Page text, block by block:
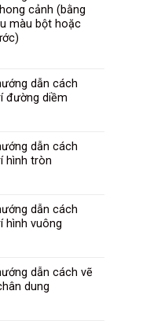
cảnh (bằng
màu bột hoặc
dẫn cách
đường diềm
dẫn cách
hình tròn
dẫn cách
hình vuông
dẫn cách vẽ
dung